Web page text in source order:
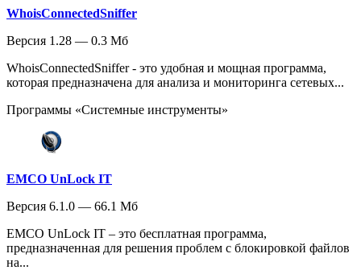
WhoisConnectedSniffer
Версия 1.28 — 0.3 Мб
WhoisConnectedSniffer - это удобная и мощная программа,
которая предназначена для анализа и мониторинга сетевых...
Программы «Системные инструменты»
EMCO UnLock IT
Версия 6.1.0 — 66.1 Мб
EMCO UnLock IT – это бесплатная программа,
предназначенная для решения проблем с блокировкой файлов
на...